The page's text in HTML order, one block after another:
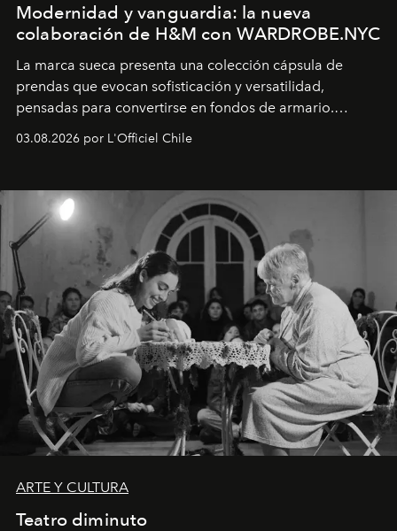
Modernidad y vanguardia: la nueva
colaboración de H&M con WARDROBE.NYC
La marca sueca presenta una colección cápsula de
prendas que evocan sofisticación y versatilidad,
pensadas para convertirse en fondos de armario.
03.08.2026 por L'Officiel Chile
ARTE Y CULTURA
Teatro diminuto